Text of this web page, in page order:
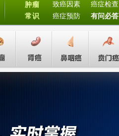
肿瘤
常识
致癌因素
癌症检查
癌症预防
有问必答